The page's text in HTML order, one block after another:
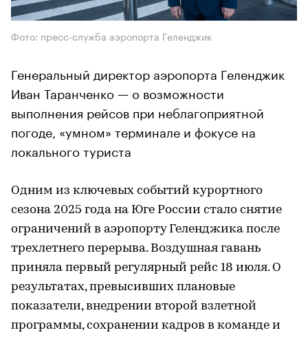
Фото: пресс-служба аэропорта Геленджик
Генеральный директор аэропорта Геленджик
Иван Таранченко — о возможности
выполнения рейсов при неблагоприятной
погоде, «умном» терминале и фокусе на
локального туриста
Одним из ключевых событий курортного
сезона 2025 года на Юге России стало снятие
ограничений в аэропорту Геленджика после
трехлетнего перерыва. Воздушная гавань
приняла первый регулярный рейс 18 июля. О
результатах, превысивших плановые
показатели, внедрении второй взлетной
программы, сохранении кадров в команде и